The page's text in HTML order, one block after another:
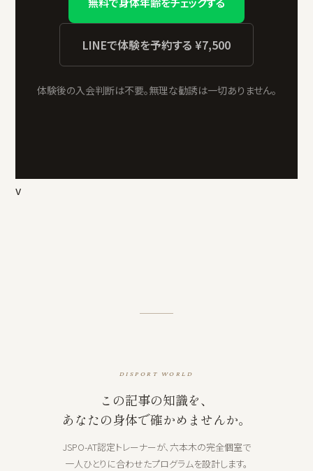
LINEで体験を予約する ¥7,500
体験後の入会判断は不要。無理な勧誘は一切ありません。
v
DISPORT WORLD
この記事の知識を、
あなたの身体で確かめませんか。
JSPO-AT認定トレーナーが、六本木の完全個室で
一人ひとりに合わせたプログラムを設計します。